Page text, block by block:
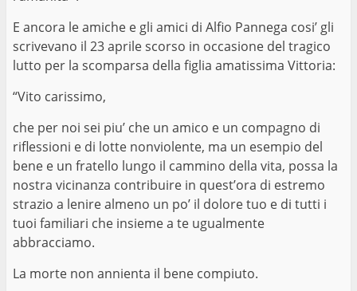
E ancora le amiche e gli amici di Alfio Pannega cosi’ gli
scrivevano il 23 aprile scorso in occasione del tragico
lutto per la scomparsa della figlia amatissima Vittoria:
“Vito carissimo,
che per noi sei piu’ che un amico e un compagno di
riflessioni e di lotte nonviolente, ma un esempio del
bene e un fratello lungo il cammino della vita, possa la
nostra vicinanza contribuire in quest’ora di estremo
strazio a lenire almeno un po’ il dolore tuo e di tutti i
tuoi familiari che insieme a te ugualmente
abbracciamo.
La morte non annienta il bene compiuto.